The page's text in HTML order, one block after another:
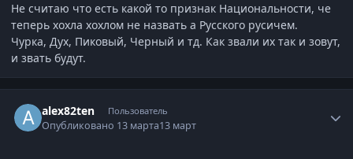
Не считаю что есть какой то признак Национальности, че
теперь хохла хохлом не назвать а Русского русичем.
Чурка, Дух, Пиковый, Черный и тд. Как звали их так и зовут,
и звать будут.
alex82ten Пользователь
Опубликовано 13 марта13 март